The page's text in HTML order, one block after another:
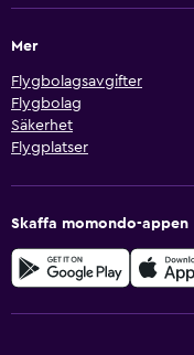
Mer
Flygbolagsavgifter
Flygbolag
Säkerhet
Flygplatser
Skaffa momondo-appen